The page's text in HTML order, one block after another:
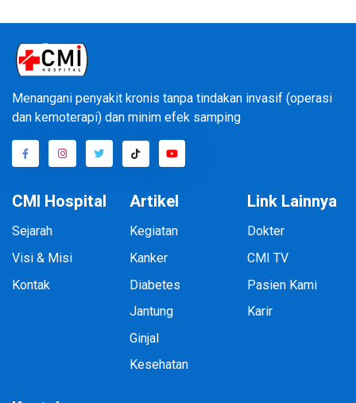
Menangani penyakit kronis tanpa tindakan invasif (operasi
dan kemoterapi) dan minim efek samping
CMI Hospital
Sejarah
Visi & Misi
Kontak
Artikel
Kegiatan
Kanker
Diabetes
Jantung
Ginjal
Kesehatan
Link Lainnya
Dokter
CMI TV
Pasien Kami
Karir